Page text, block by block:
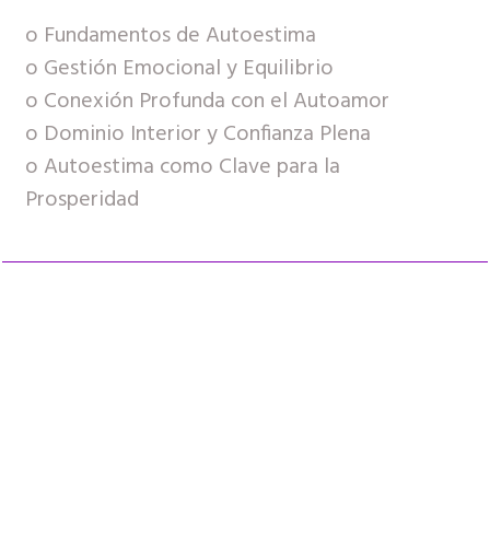
o Fundamentos de Autoestima
o Gestión Emocional y Equilibrio
o Conexión Profunda con el Autoamor
o Dominio Interior y Confianza Plena
o Autoestima como Clave para la
Prosperidad